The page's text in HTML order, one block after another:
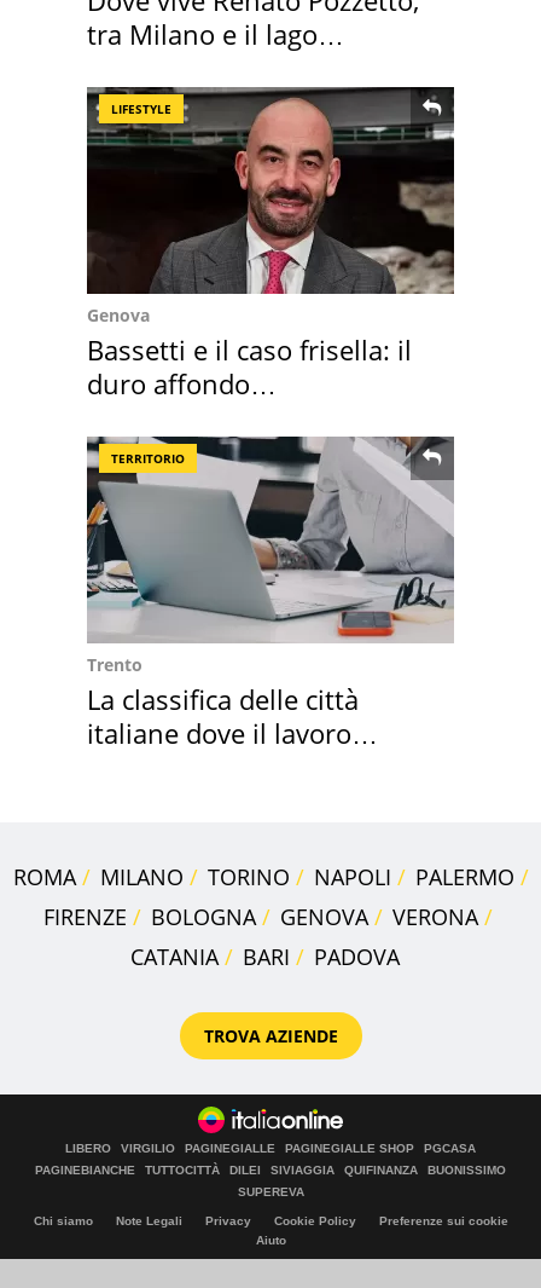
tra Milano e il lago
LIFESTYLE
Genova
Bassetti e il caso frisella: il
duro affondo
TERRITORIO
Trento
La classifica delle città
italiane dove il lavoro
ROMA MILANO TORINO NAPOLI
PALERMO
FIRENZE
BOLOGNA GENOVA
VERONA
CATANIA
BARI PADOVA
TROVA AZIENDE
LIBERO VIRGILIO PAGINEGIALLE PAGINEGIALLE SHOP
PGCASA
PAGINEBIANCHE
TUTTOCITTÀ DILEI SIVIAGGIA QUIFINANZA
BUONISSIMO
SUPEREVA
Chi siamo Note Legali Privacy Cookie Policy
Preferenze sui cookie
Aiuto